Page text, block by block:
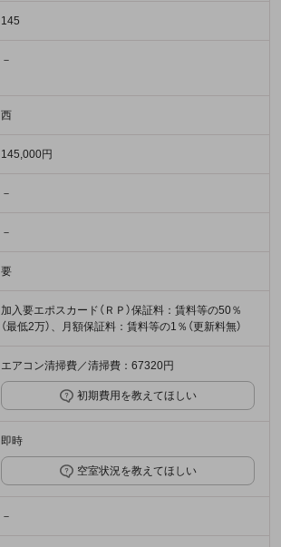
145
－
西
145,000円
－
－
要
加入要エポスカード（ＲＰ）保証料：賃料等の50％
（最低2万）、月額保証料：賃料等の1％（更新料無）
エアコン清掃費／清掃費：67320円
初期費用を教えてほしい
即時
空室状況を教えてほしい
－